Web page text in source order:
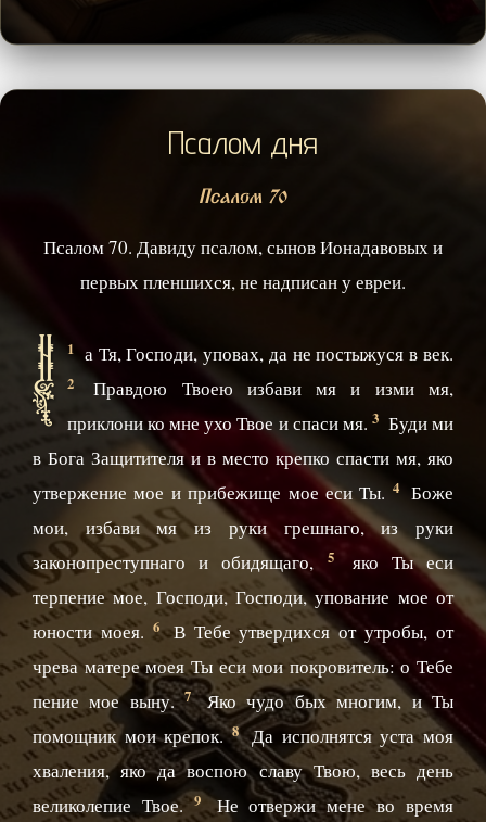
Псалом дня
Псалом 70
Псалом 70. Давиду псалом, сынов Ионадавовых и
первых пленшихся, не надписан у евреи.
1
Н а Тя, Господи, уповах, да не постыжуся в век.
2
Правдою Твоею избави мя и изми мя,
приклони ко мне ухо Твое и спаси мя. 3 Буди ми
в Бога Защитителя и в место крепко спасти мя, яко
утвержение мое и прибежище мое еси Ты. 4
Боже
мои, избави мя из руки грешнаго, из руки
законопреступнаго и обидящаго, 5 яко Ты еси
терпение мое, Господи, Господи, упование мое от
юности моея. 6 В Тебе утвердихся от утробы, от
чрева матере моея Ты еси мои покровитель: о Тебе
пение мое выну.7 Яко чудо бых многим, и Ты
помощник мои крепок.8 Да исполнятся уста моя
хваления, яко да воспою славу Твою, весь день
великолепие Твое.9 Не отвержи мене во время